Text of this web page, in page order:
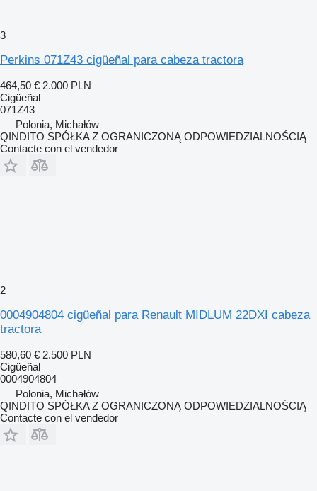
3
Perkins 071Z43 cigüeñal para cabeza tractora
464,50 € 2.000 PLN
Cigüeñal
071Z43
Polonia, Michałów
QINDITO SPÓŁKA Z OGRANICZONĄ ODPOWIEDZIALNOŚCIĄ
Contacte con el vendedor
2
0004904804 cigüeñal para Renault MIDLUM 22DXI cabeza
tractora
580,60 € 2.500 PLN
Cigüeñal
0004904804
Polonia, Michałów
QINDITO SPÓŁKA Z OGRANICZONĄ ODPOWIEDZIALNOŚCIĄ
Contacte con el vendedor